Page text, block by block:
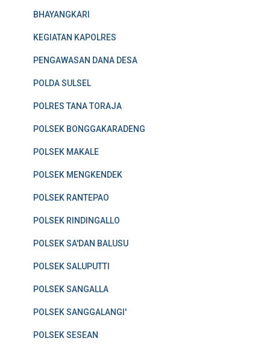
BHAYANGKARI
KEGIATAN KAPOLRES
PENGAWASAN DANA DESA
POLDA SULSEL
POLRES TANA TORAJA
POLSEK BONGGAKARADENG
POLSEK MAKALE
POLSEK MENGKENDEK
POLSEK RANTEPAO
POLSEK RINDINGALLO
POLSEK SA'DAN BALUSU
POLSEK SALUPUTTI
POLSEK SANGALLA
POLSEK SANGGALANGI'
POLSEK SESEAN